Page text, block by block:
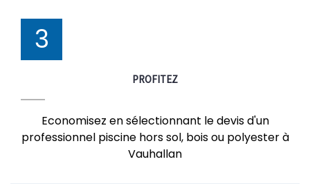
3
PROFITEZ
Economisez en sélectionnant le devis d'un
professionnel piscine hors sol, bois ou polyester à
Vauhallan